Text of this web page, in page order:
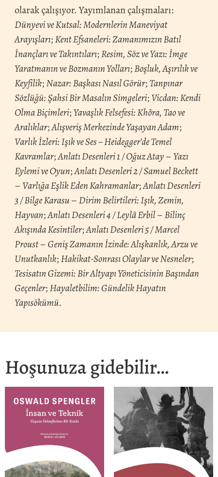
olarak çalışıyor. Yayımlanan çalışmaları:
Dünyevi ve Kutsal: Modernlerin Maneviyat
Arayışları;Kent Efsaneleri: Zamanımızın Batıl
İnançları ve Takıntıları;Resim, Söz ve Yazı: İmge
Yaratmanın ve Bozmanın Yolları;Boşluk, Aşırılık ve
Keyfilik;Nazar: Başkası Nasıl Görür;Tanpınar
Sözlüğü: Şahsi Bir Masalın Simgeleri;Vicdan: Kendi
Olma Biçimleri;Yavaşlık Felsefesi: Khôra, Tao ve
Aralıklar;Alışveriş Merkezinde Yaşayan Adam;
Varlık İzleri: Işık ve Ses – Heidegger’de Temel
Kavramlar;Anlatı Desenleri 1 / Oğuz Atay–Yazı
Eylemi ve Oyun;Anlatı Desenleri 2 / Samuel Beckett
– Varlığa Eşlik Eden Kahramanlar;Anlatı Desenleri
3 / Bilge Karasu–Dirim Belirtileri: Işık, Zemin,
Hayvan;Anlatı Desenleri 4 / Leylâ Erbil–Bilinç
Akışında Kesintiler;Anlatı Desenleri 5 / Marcel
Proust– Geniş Zamanın İzinde: Alışkanlık, Arzu ve
Unutkanlık;Hakikat-Sonrası Olaylar ve Nesneler;
Tesisatın Gizemi: Bir Altyapı Yöneticisinin Başından
Geçenler;Hayaletbilim: Gündelik Hayatın
Yapısökümü.
Hoşunuza gidebilir…